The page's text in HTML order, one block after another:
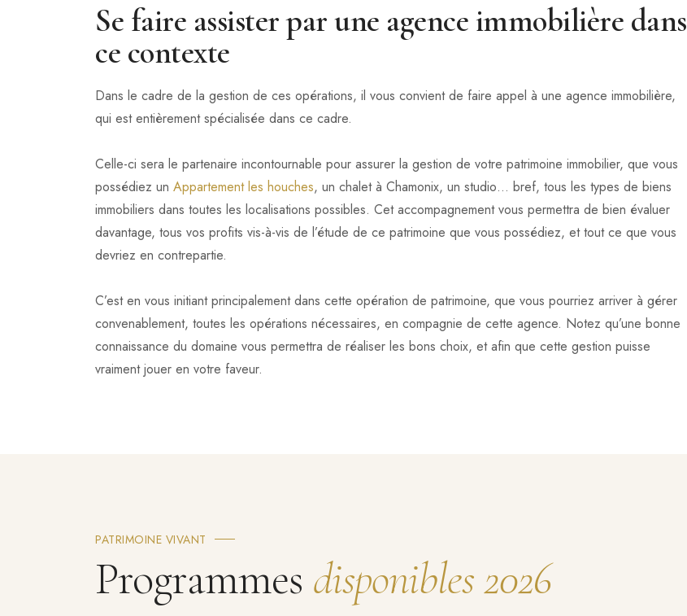
Se faire assister par une agence immobilière dans
ce contexte
Dans le cadre de la gestion de ces opérations, il vous convient de faire appel à une agence immobilière,
qui est entièrement spécialisée dans ce cadre.
Celle-ci sera le partenaire incontournable pour assurer la gestion de votre patrimoine immobilier, que vous
possédiez un Appartement les houches, un chalet à Chamonix, un studio… bref, tous les types de biens
immobiliers dans toutes les localisations possibles. Cet accompagnement vous permettra de bien évaluer
davantage, tous vos profits vis-à-vis de l’étude de ce patrimoine que vous possédiez, et tout ce que vous
devriez en contrepartie.
C’est en vous initiant principalement dans cette opération de patrimoine, que vous pourriez arriver à gérer
convenablement, toutes les opérations nécessaires, en compagnie de cette agence. Notez qu’une bonne
connaissance du domaine vous permettra de réaliser les bons choix, et afin que cette gestion puisse
vraiment jouer en votre faveur.
PATRIMOINE VIVANT
Programmes disponibles 2026